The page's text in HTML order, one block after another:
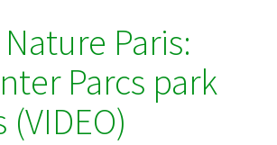
Paris:
Parcs park